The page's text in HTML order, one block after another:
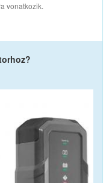
vonatkozik.